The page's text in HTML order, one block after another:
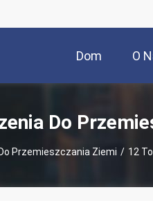
Dom O
Do
Przemieszczania Ziemi / 12